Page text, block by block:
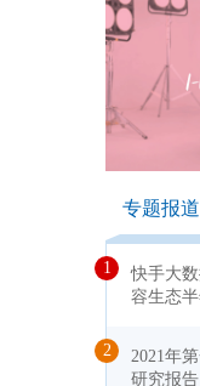
专题报道
1
快手大
容生态半
2
2021年
研究报告